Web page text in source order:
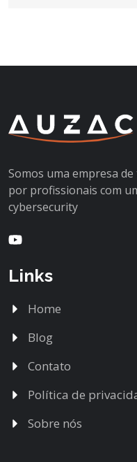
Somos uma empresa
por profissionais com
cybersecurity
Youtube
Links
Home
Blog
Contato
Política de
Sobre nós